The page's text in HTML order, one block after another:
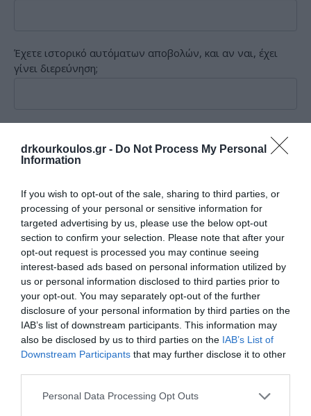
drkourkoulos.gr - Do Not Process My Personal
Information
If you wish to opt-out of the sale, sharing to third parties, or
processing of your personal or sensitive information for
targeted advertising by us, please use the below opt-out
section to confirm your selection. Please note that after your
opt-out request is processed you may continue seeing
interest-based ads based on personal information utilized by
us or personal information disclosed to third parties prior to
your opt-out. You may separately opt-out of the further
disclosure of your personal information by third parties on the
IAB’s list of downstream participants. This information may
also be disclosed by us to third parties on the IAB’s List of
Downstream Participants that may further disclose it to other
Personal Data Processing Opt Outs
Έχετε ιστορικό αυτόματων αποβολών, και αν ναι, έχει
γίνει διερεύνηση;
Πριν πόσο καιρό είχατε τελευταία φυσιολογική περίοδο;
ΓΙΑ ΑΝΔΡΕΣ
Έχετε γνωστά προβλήματα με τον προστάτη;
Έχετε δυσκολίες στην ούρηση; (δυσκολία έναρξης, ούρηση